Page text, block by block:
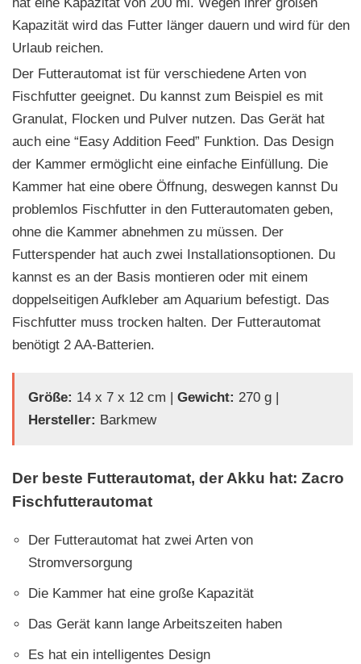
hat eine Kapazität von 200 ml. Wegen ihrer großen
Kapazität wird das Futter länger dauern und wird für den
Urlaub reichen.
Der Futterautomat ist für verschiedene Arten von
Fischfutter geeignet. Du kannst zum Beispiel es mit
Granulat, Flocken und Pulver nutzen. Das Gerät hat
auch eine “Easy Addition Feed” Funktion. Das Design
der Kammer ermöglicht eine einfache Einfüllung. Die
Kammer hat eine obere Öffnung, deswegen kannst Du
problemlos Fischfutter in den Futterautomaten geben,
ohne die Kammer abnehmen zu müssen. Der
Futterspender hat auch zwei Installationsoptionen. Du
kannst es an der Basis montieren oder mit einem
doppelseitigen Aufkleber am Aquarium befestigt. Das
Fischfutter muss trocken halten. Der Futterautomat
benötigt 2 AA-Batterien.
Größe: 14 x 7 x 12 cm | Gewicht: 270 g |
Hersteller: Barkmew
Der beste Futterautomat, der Akku hat: Zacro
Fischfutterautomat
Der Futterautomat hat zwei Arten von
Stromversorgung
Die Kammer hat eine große Kapazität
Das Gerät kann lange Arbeitszeiten haben
Es hat ein intelligentes Design